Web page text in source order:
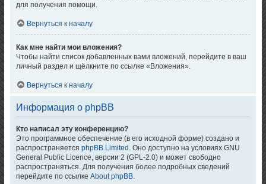
для получения помощи.
Вернуться к началу
Как мне найти мои вложения?
Чтобы найти список добавленных вами вложений, перейдите в ваш
личный раздел и щёлкните по ссылке «Вложения».
Вернуться к началу
Информация о phpBB
Кто написал эту конференцию?
Это программное обеспечение (в его исходной форме) создано и
распространяетсяphpBB Limited . Оно доступно на условиях GNU
General Public Licence, версии 2 (GPL-2.0) и может свободно
распространяться. Для получения более подробных сведений
перейдите по ссылкеAbout phpBB.